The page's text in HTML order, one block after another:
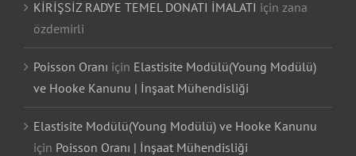
KİRİŞSİZ RADYE TEMEL DONATI İMALATI için zana
özdemirli
Poisson Oranı için Elastisite Modülü(Young Modülü)
ve Hooke Kanunu | İnşaat Mühendisliği
Elastisite Modülü(Young Modülü) ve Hooke Kanunu
için Poisson Oranı | İnşaat Mühendisliği